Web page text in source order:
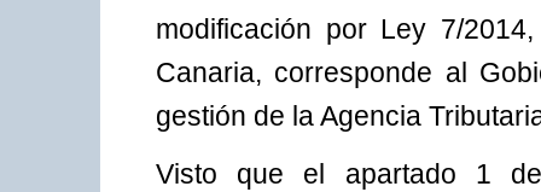
modificación por Ley 7/
Canaria, corresponde al
gestión de la Agencia
Visto que el apartado 1